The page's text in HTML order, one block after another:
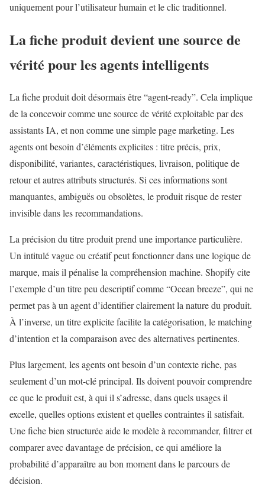
uniquement pour l’utilisateur humain et le clic traditionnel.
La fiche produit devient une source de
vérité pour les agents intelligents
La fiche produit doit désormais être “agent-ready”. Cela implique
de la concevoir comme une source de vérité exploitable par des
assistants IA, et non comme une simple page marketing. Les
agents ont besoin d’éléments explicites : titre précis, prix,
disponibilité, variantes, caractéristiques, livraison, politique de
retour et autres attributs structurés. Si ces informations sont
manquantes, ambiguës ou obsolètes, le produit risque de rester
invisible dans les recommandations.
La précision du titre produit prend une importance particulière.
Un intitulé vague ou créatif peut fonctionner dans une logique de
marque, mais il pénalise la compréhension machine. Shopify cite
l’exemple d’un titre peu descriptif comme “Ocean breeze”, qui ne
permet pas à un agent d’identifier clairement la nature du produit.
À l’inverse, un titre explicite facilite la catégorisation, le matching
d’intention et la comparaison avec des alternatives pertinentes.
Plus largement, les agents ont besoin d’un contexte riche, pas
seulement d’un mot-clé principal. Ils doivent pouvoir comprendre
ce que le produit est, à qui il s’adresse, dans quels usages il
excelle, quelles options existent et quelles contraintes il satisfait.
Une fiche bien structurée aide le modèle à recommander, filtrer et
comparer avec davantage de précision, ce qui améliore la
probabilité d’apparaître au bon moment dans le parcours de
décision.